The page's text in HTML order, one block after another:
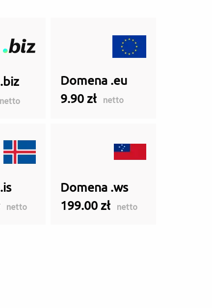
netto
Domena .eu
9.90 zł netto
netto
Domena .ws
199.00 zł netto